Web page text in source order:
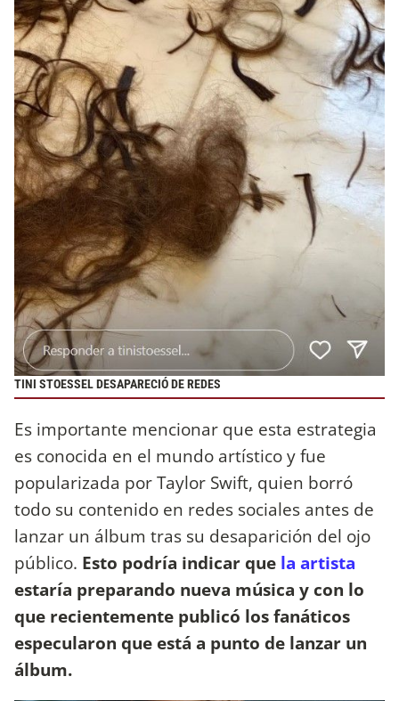
TINI STOESSEL DESAPARECIÓ DE REDES
Es importante mencionar que esta estrategia
es conocida en el mundo artístico y fue
popularizada por Taylor Swift, quien borró
todo su contenido en redes sociales antes de
lanzar un álbum tras su desaparición del ojo
público. Esto podría indicar que la artista
estaría preparando nueva música y con lo
que recientemente publicó los fanáticos
especularon que está a punto de lanzar un
álbum.